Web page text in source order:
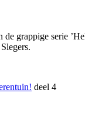
grappige serie
deel 4